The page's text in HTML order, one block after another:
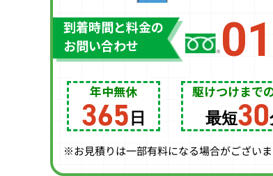
到着時間と料金の
お問い合わせ
年中無休
365日
駆けつけまで
最短30
※お見積りは一部有料になる場合がござい